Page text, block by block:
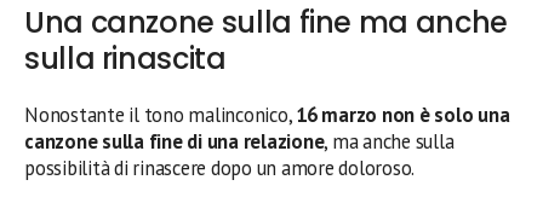
Una canzone sulla fine ma anche
sulla rinascita
Nonostante il tono malinconico,16 marzo non è solo una
canzone sulla fine di una relazione, ma anche sulla
possibilità di rinascere dopo un amore doloroso.